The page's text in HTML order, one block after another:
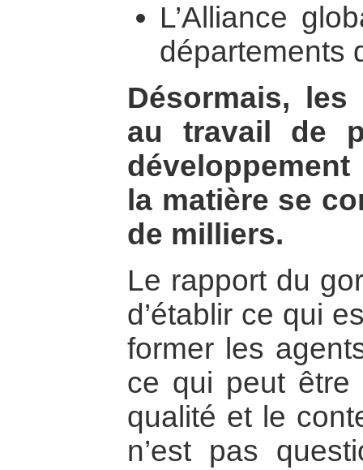
L’Alliance
départements
Désormais,
au travail de
la matière se
de milliers.
Le rapport du
d’établir ce qui
former les
ce qui peut être
qualité et le
n’est pas